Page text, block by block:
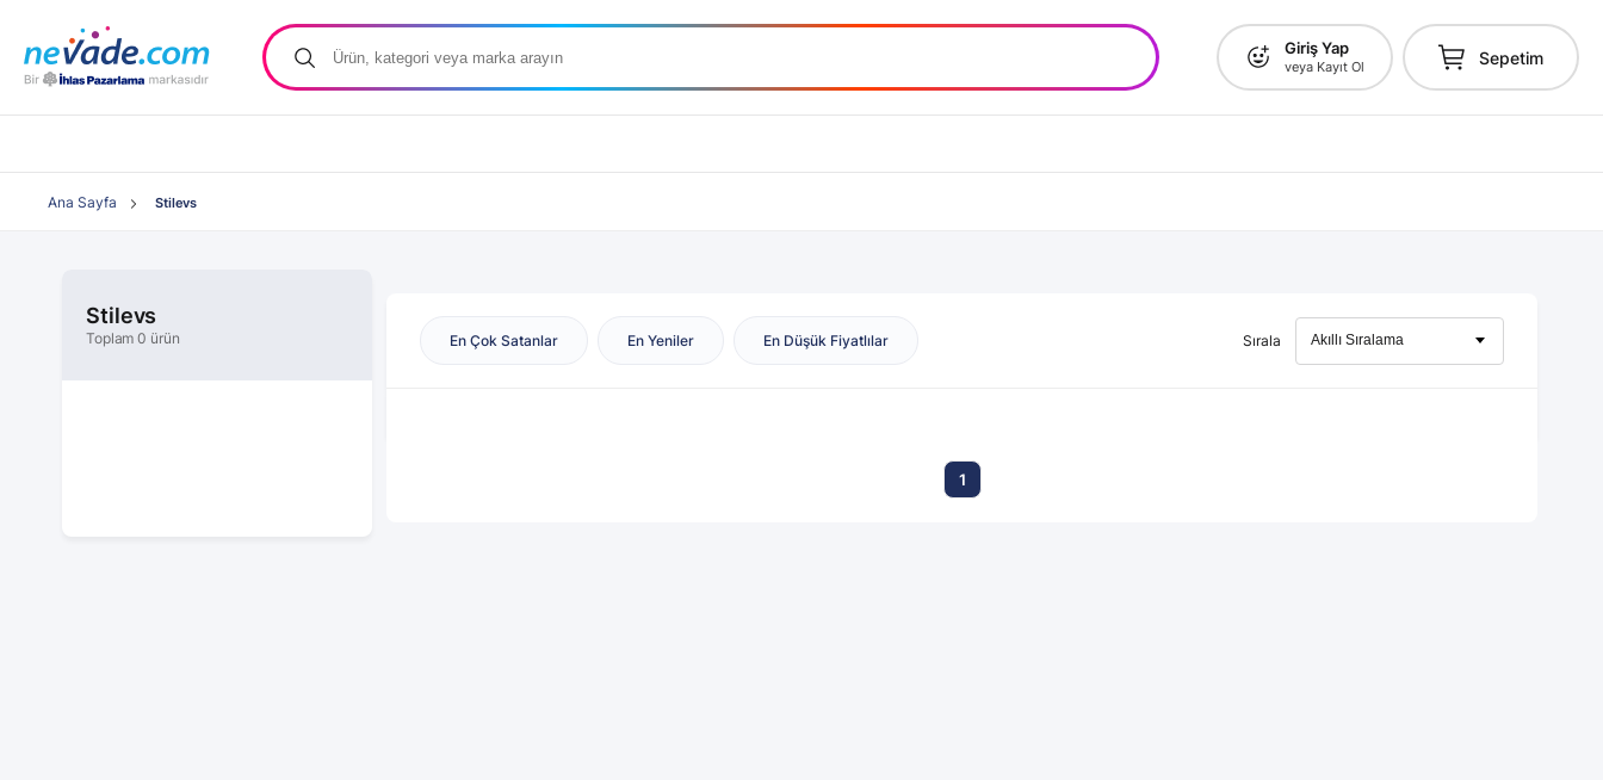
Giriş Yap
veya Kayıt Ol Sepetim
Ana Sayfa Stilevs
Stilevs
Toplam 0 ürün En Çok Satanlar En Yeniler En Düşük Fiyatlılar Sırala
1